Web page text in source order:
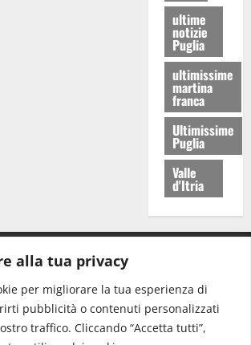
alla tua privacy
per migliorare la tua esperienza di
pubblicità o contenuti personalizzati
traffico. Cliccando “Accetta tutti”,
ultime
notizie
Puglia
ultimissime
martina
franca
Ultimissime
Puglia
Valle
d'Itria